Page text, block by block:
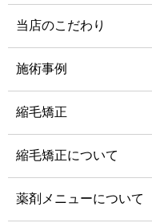
当店のこだわり
施術事例
縮毛矯正
縮毛矯正について
薬剤メニューについて